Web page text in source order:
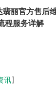
翡丽官方售后
程服务详解
讯】